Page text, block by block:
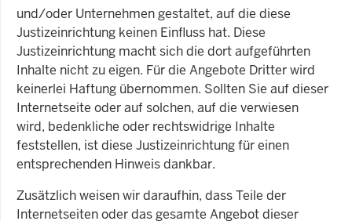
und/oder Unternehmen gestaltet, auf die diese
Justizeinrichtung keinen Einfluss hat. Diese
Justizeinrichtung macht sich die dort aufgeführten
Inhalte nicht zu eigen. Für die Angebote Dritter wird
keinerlei Haftung übernommen. Sollten Sie auf dieser
Internetseite oder auf solchen, auf die verwiesen
wird, bedenkliche oder rechtswidrige Inhalte
feststellen, ist diese Justizeinrichtung für einen
entsprechenden Hinweis dankbar.
Zusätzlich weisen wir daraufhin, dass Teile der
Internetseiten oder das gesamte Angebot dieser